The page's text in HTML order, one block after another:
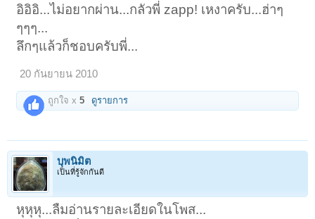
อิอิอิ...ไม่อยากผ่าน...กลัวพี่ zapp! เหงาครับ...ฮ่าๆ
ๆๆๆ...
ลึกๆแล้วก็ชอบครับพี่...
20 กันยายน 2010
ถูกใจ x5 ดูรายการ
บุพนิมิต
เป็นที่รู้จักกันดี
หุหุหุ...ลืมอ่านรายละเอียดในโพส...